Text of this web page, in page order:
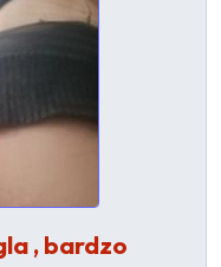
, bardzo